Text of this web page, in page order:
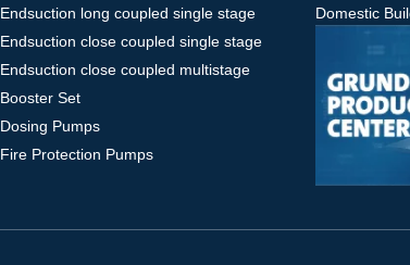
Endsuction long coupled single stage
Endsuction close coupled single stage
Endsuction close coupled multistage
Booster Set
Dosing Pumps
Fire Protection Pumps
Domestic